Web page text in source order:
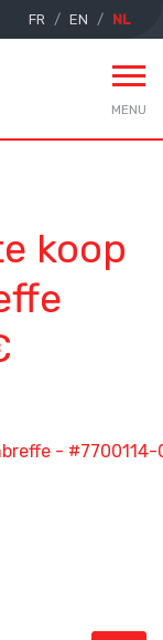
FR EN NL
MENU
koop